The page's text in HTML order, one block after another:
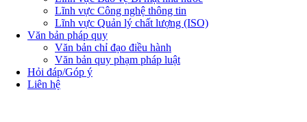
Lĩnh vực Công nghệ thông tin
Lĩnh vực Quản lý chất lượng (ISO)
Văn bản pháp quy
Văn bản chỉ đạo điều hành
Văn bản quy phạm pháp luật
Hỏi đáp/Góp ý
Liên hệ